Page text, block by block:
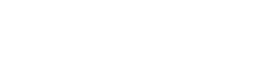
Vernis protecteur et/ou